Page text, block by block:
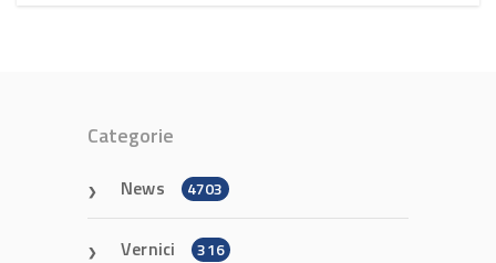
Categorie
News 4703
Vernici 316